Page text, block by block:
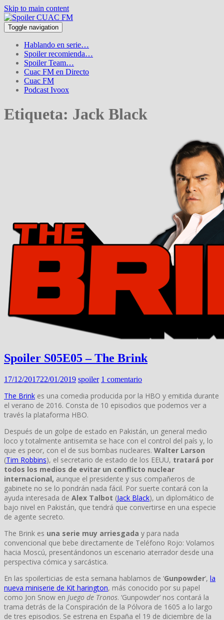
Skip to main content
Toggle navigation
Hablando en serie…
Spoiler recomienda…
Spoiler Team…
Cuac FM en Directo
Cuac FM
Podcast Ivoox
Etiqueta: Jack Black
Spoiler S05E05 – The Brink
17/12/201722/01/2019 spoiler 1 comentario
The Brink es una comedia producida por la HBO y emitida durante
el verano de 2016. Consta de 10 episodios que podemos ver a
través la plataforma HBO.
Después de un golpe de estado en Pakistán, un general medio
loco y totalmente antisemita se hace con el control del país y, lo
que es peor, con el de sus bombas nucleares. Walter Larson
(Tim Robbins), el secretario de estado de los EEUU, tratará por
todos los medios de evitar un conflicto nuclear
internacional, aunque el presidente y sus compañeros de
gabinete no se lo pondrán nada fácil. Por suerte contará con la
ayuda interesada de Alex Talbot (Jack Black), un diplomático de
bajo nivel en Pakistán, que tendrá que convertirse en una especie
de agente secreto.
The Brink es una serie muy arriesgada y para nada
convencional que bebe directamente de Teléfono Rojo: Volamos
hacia Moscú, presentándonos un escenario aterrador desde una
perspectiva cómica y sarcástica.
En las spoilerticias de esta semana hablamos de ‘Gunpowder‘, la
nueva miniserie de Kit harington, más conocido por su papel
como Jon Snow en Juego de Tronos. ‘Gunpowder’ nos contará la
trama detrás de la Conspiración de la Pólvora de 1605 a lo largo
de tres episodios. Se estrena en España el 19 de diciembre de la